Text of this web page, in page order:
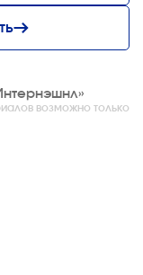
возможно только